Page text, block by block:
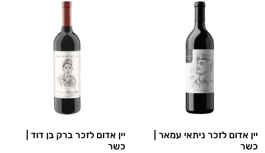
יין אדום לזכר ניתאי עמאר |
כשר
יין אדום לזכר ברק בן דוד |
כשר